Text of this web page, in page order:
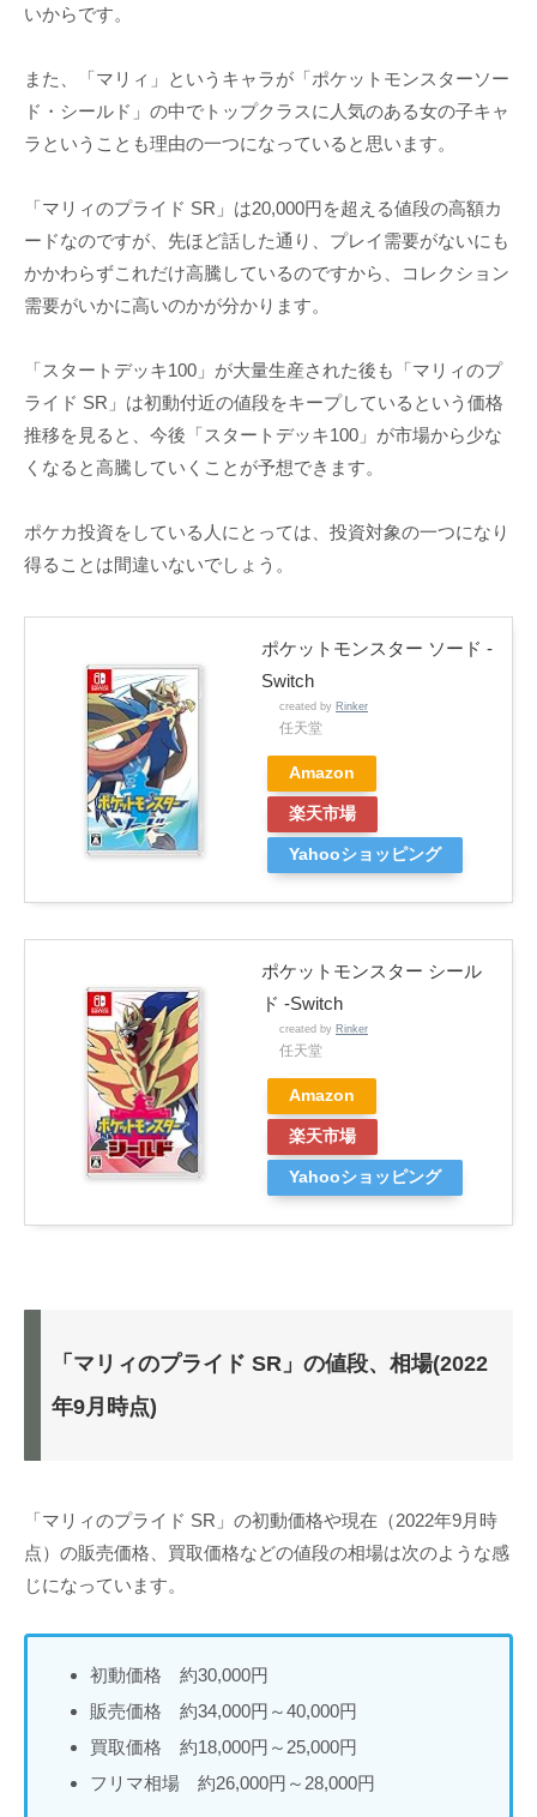
いからです。
また、「マリィ」というキャラが「ポケットモンスターソー
ド・シールド」の中でトップクラスに人気のある女の子キャ
ラということも理由の一つになっていると思います。
「マリィのプライド SR」は20,000円を超える値段の高額カ
ードなのですが、先ほど話した通り、プレイ需要がないにも
かかわらずこれだけ高騰しているのですから、コレクション
需要がいかに高いのかが分かります。
「スタートデッキ100」が大量生産された後も「マリィのプ
ライド SR」は初動付近の値段をキープしているという価格
推移を見ると、今後「スタートデッキ100」が市場から少な
くなると高騰していくことが予想できます。
ポケカ投資をしている人にとっては、投資対象の一つになり
得ることは間違いないでしょう。
ポケットモンスター ソード -
Switch
created by Rinker
任天堂
Amazon
楽天市場
Yahooショッピング
ポケットモンスター シール
ド -Switch
created by Rinker
任天堂
Amazon
楽天市場
Yahooショッピング
「マリィのプライド SR」の値段、相場(2022
年9月時点)
「マリィのプライド SR」の初動価格や現在（2022年9月時
点）の販売価格、買取価格などの値段の相場は次のような感
じになっています。
初動価格 約30,000円
販売価格 約34,000円～40,000円
買取価格 約18,000円～25,000円
フリマ相場 約26,000円～28,000円